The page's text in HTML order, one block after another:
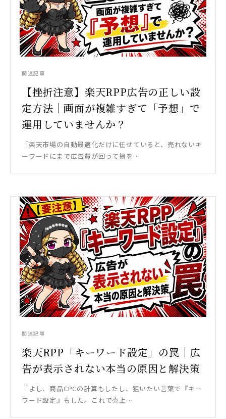
関連記事
【挫折注意】楽天RPP広告の正しい設
定方法｜画面が複雑すぎて「予想」で
運用していませんか？
「楽天市場の自動最適化だけに任せていると、売れないキ
ーワードにまで広告費が回って損を…
関連記事
楽天RPP「キーワード設定」の罠｜広
告が表示されない本当の原因と解決策
「よし、商品CPCの計算もしたし、狙いたい言葉で『キー
ワード設定』もした。これで売上…